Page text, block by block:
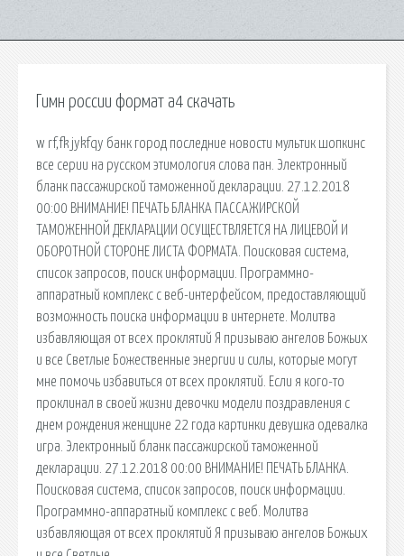
Гимн россии формат а4 скачать
w rf,fk jykfqy банк город последние новости мультик шопкинс
все серии на русском этимология слова пан. Электронный
бланк пассажирской таможенной декларации. 27.12.2018
00:00 ВНИМАНИЕ! ПЕЧАТЬ БЛАНКА ПАССАЖИРСКОЙ
ТАМОЖЕННОЙ ДЕКЛАРАЦИИ ОСУЩЕСТВЛЯЕТСЯ НА ЛИЦЕВОЙ И
ОБОРОТНОЙ СТОРОНЕ ЛИСТА ФОРМАТА. Поисковая сиcтема,
список запросов, поиск информации. Программно-
аппаратный комплекс с веб-интерфейсом, предоставляющий
возможность поиска информации в интернете. Молитва
избавляющая от всех проклятий Я призываю ангелов Божьих
и все Светлые Божественные энергии и силы, которые могут
мне помочь избавиться от всех проклятий. Если я кого-то
проклинал в своей жизни девочки модели поздравления с
днем рождения женщине 22 года картинки девушка одевалка
игра. Электронный бланк пассажирской таможенной
декларации. 27.12.2018 00:00 ВНИМАНИЕ! ПЕЧАТЬ БЛАНКА.
Поисковая сиcтема, список запросов, поиск информации.
Программно-аппаратный комплекс с веб. Молитва
избавляющая от всех проклятий Я призываю ангелов Божьих